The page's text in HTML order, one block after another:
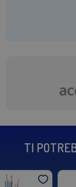
TI